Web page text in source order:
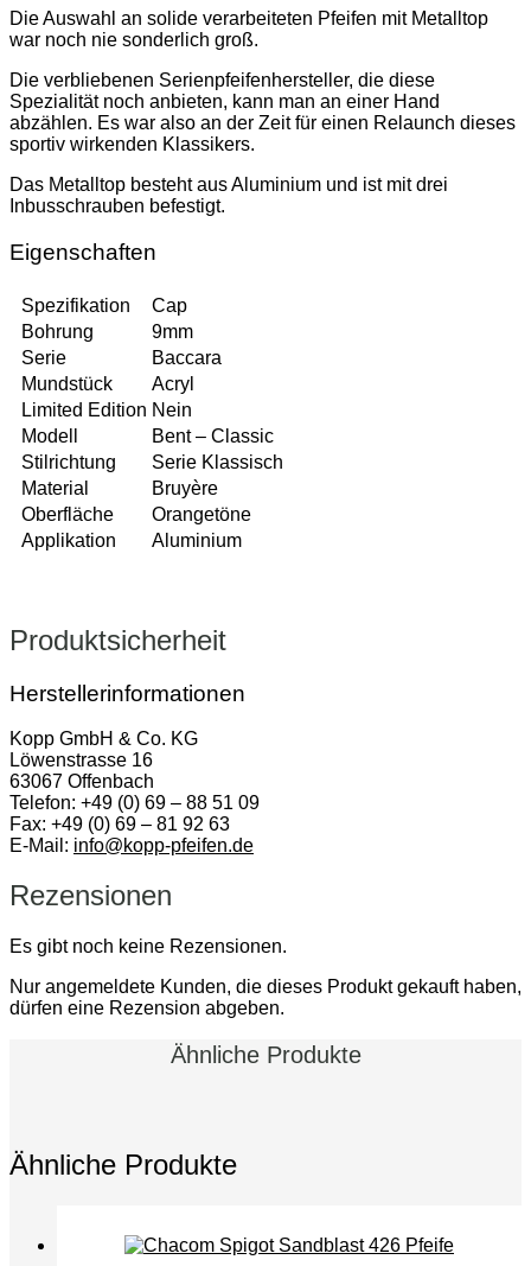
Die Auswahl an solide verarbeiteten Pfeifen mit Metalltop
war noch nie sonderlich groß.
Die verbliebenen Serienpfeifenhersteller, die diese
Spezialität noch anbieten, kann man an einer Hand
abzählen. Es war also an der Zeit für einen Relaunch dieses
sportiv wirkenden Klassikers.
Das Metalltop besteht aus Aluminium und ist mit drei
Inbusschrauben befestigt.
Eigenschaften
Spezifikation
Cap
Bohrung
9mm
Serie
Baccara
Mundstück
Acryl
Limited Edition Nein
Modell
Bent – Classic
Stilrichtung
Serie Klassisch
Material
Bruyère
Oberfläche
Orangetöne
Applikation
Aluminium
Produktsicherheit
Herstellerinformationen
Kopp GmbH & Co. KG
Löwenstrasse 16
63067 Offenbach
Telefon: +49 (0) 69 – 88 51 09
Fax: +49 (0) 69 – 81 92 63
E-Mail: info@kopp-pfeifen.de
Rezensionen
Es gibt noch keine Rezensionen.
Nur angemeldete Kunden, die dieses Produkt gekauft haben,
dürfen eine Rezension abgeben.
Ähnliche Produkte
Ähnliche Produkte